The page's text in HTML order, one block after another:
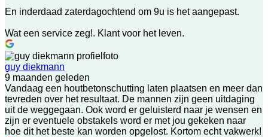
En inderdaad zaterdagochtend om 9u is het aangepast.
Wat een service zeg!. Klant voor het leven.
guy diekmann
9 maanden geleden
Vandaag een houtbetonschutting laten plaatsen en meer dan
tevreden over het resultaat. De mannen zijn geen uitdaging
uit de weggegaan. Ook word er geluisterd naar je wensen en
zijn er eventuele obstakels word er met jou gekeken naar
hoe dit het beste kan worden opgelost. Kortom echt vakwerk!